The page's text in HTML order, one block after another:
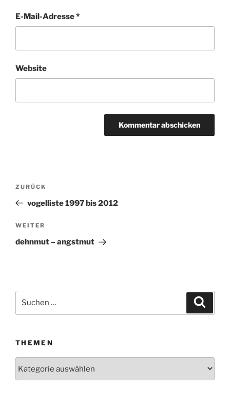
E-Mail-Adresse*
Website
Beitragsnavigation
Vorheriger
Beitrag
ZURÜCK
vogelliste 1997 bis 2012
Nächster
Beitrag
WEITER
dehnmut – angstmut
Suchen
THEMEN